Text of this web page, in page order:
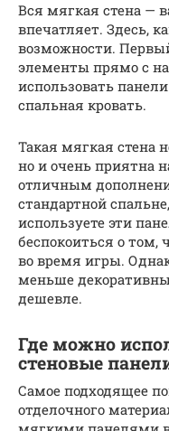
Вся мягкая стена —
впечатляет. Здесь,
возможности.
элементы прямо с
использовать
спальная кровать.
Такая мягкая стена
но и очень приятна
отличным
стандартной
используете эти
беспокоиться о
во время игры.
меньше
дешевле.
Где можно
стеновые
Самое подходящее
отделочного